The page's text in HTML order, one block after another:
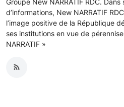
d’informations, New NARRATIF
l’image positive de la République
ses institutions en vue de
NARRATIF »